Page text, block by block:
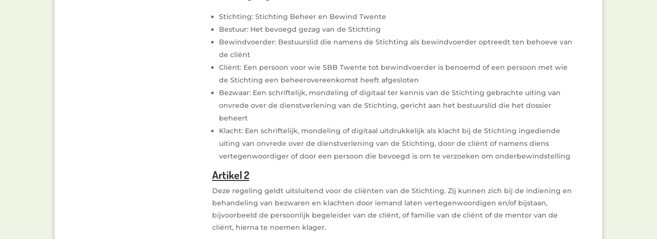
Stichting: Stichting Beheer en Bewind Twente
Bestuur: Het bevoegd gezag van de Stichting
Bewindvoerder: Bestuurslid die namens de Stichting als bewindvoerder optreedt ten behoeve van
de cliënt
Cliënt: Een persoon voor wie SBB Twente tot bewindvoerder is benoemd of een persoon met wie
de Stichting een beheerovereenkomst heeft afgesloten
Bezwaar: Een schriftelijk, mondeling of digitaal ter kennis van de Stichting gebrachte uiting van
onvrede over de dienstverlening van de Stichting, gericht aan het bestuurslid die het dossier
beheert
Klacht: Een schriftelijk, mondeling of digitaal uitdrukkelijk als klacht bij de Stichting ingediende
uiting van onvrede over de dienstverlening van de Stichting, door de cliënt of namens diens
vertegenwoordiger of door een persoon die bevoegd is om te verzoeken om onderbewindstelling
Artikel 2
Deze regeling geldt uitsluitend voor de cliënten van de Stichting. Zij kunnen zich bij de indiening en
behandeling van bezwaren en klachten door iemand laten vertegenwoordigen en/of bijstaan,
bijvoorbeeld de persoonlijk begeleider van de cliënt, of familie van de cliënt of de mentor van de
cliënt, hierna te noemen klager.